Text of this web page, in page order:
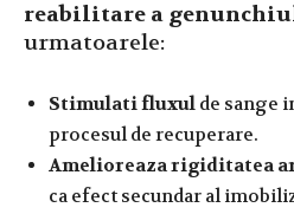
reabilitare a
urmatoarele:
Stimulati fluxul de sange
procesul de recuperare.
Amelioreaza rigiditatea
ca efect secundar al